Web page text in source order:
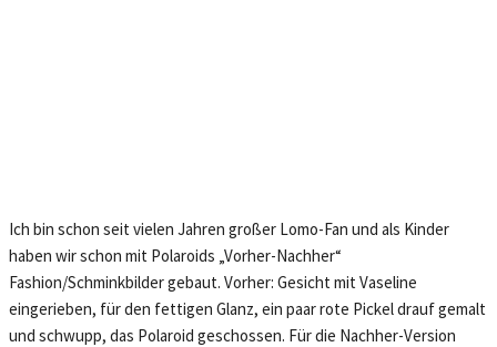
Ich bin schon seit vielen Jahren großer Lomo-Fan und als Kinder
haben wir schon mit Polaroids „Vorher-Nachher“
Fashion/Schminkbilder gebaut. Vorher: Gesicht mit Vaseline
eingerieben, für den fettigen Glanz, ein paar rote Pickel drauf gemalt
und schwupp, das Polaroid geschossen. Für die Nachher-Version